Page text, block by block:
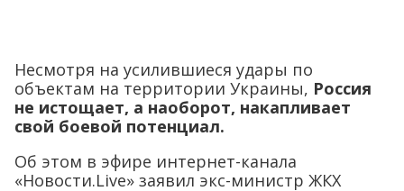
Несмотря на усилившиеся удары по
объектам на территории Украины, Россия
не истощает, а наоборот, накапливает
свой боевой потенциал.
Об этом в эфире интернет-канала
«Новости.Live» заявил экс-министр ЖКХ